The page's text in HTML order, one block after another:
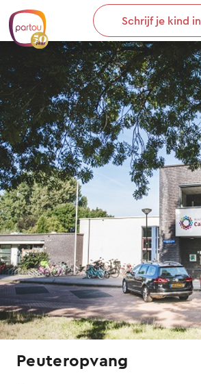
Skip to content
Schrijf je kind in
Peuteropvang